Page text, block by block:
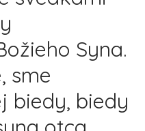
Syna.
sme
biedy, biedy